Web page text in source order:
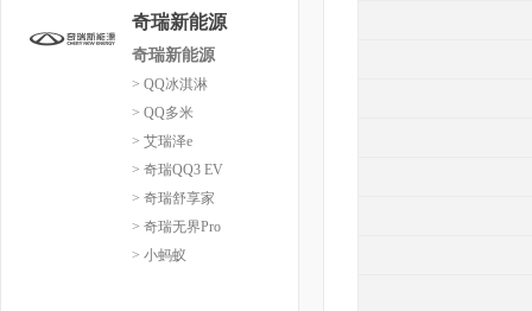
奇瑞新能源
奇瑞新能源
> QQ冰淇淋
> QQ多米
> 艾瑞泽e
> 奇瑞QQ3 EV
> 奇瑞舒享家
> 奇瑞无界Pro
> 小蚂蚁